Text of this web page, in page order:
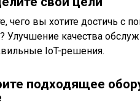
чего вы хотите достичь с
Улучшение качества
IoT-решения.
подходящее